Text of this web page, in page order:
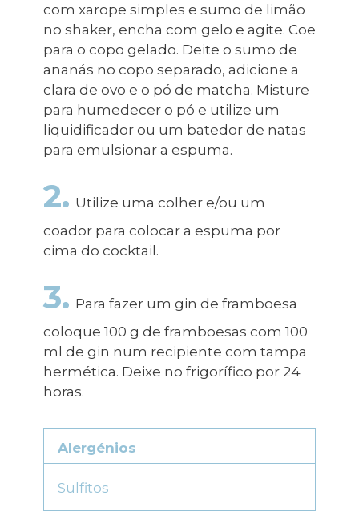
com xarope simples e sumo de limão
no shaker, encha com gelo e agite. Coe
para o copo gelado. Deite o sumo de
ananás no copo separado, adicione a
clara de ovo e o pó de matcha. Misture
para humedecer o pó e utilize um
liquidificador ou um batedor de natas
para emulsionar a espuma.
2. Utilize uma colher e/ou um
coador para colocar a espuma por
cima do cocktail.
3. Para fazer um gin de framboesa
coloque 100 g de framboesas com 100
ml de gin num recipiente com tampa
hermética. Deixe no frigorífico por 24
horas.
Alergénios
Sulfitos